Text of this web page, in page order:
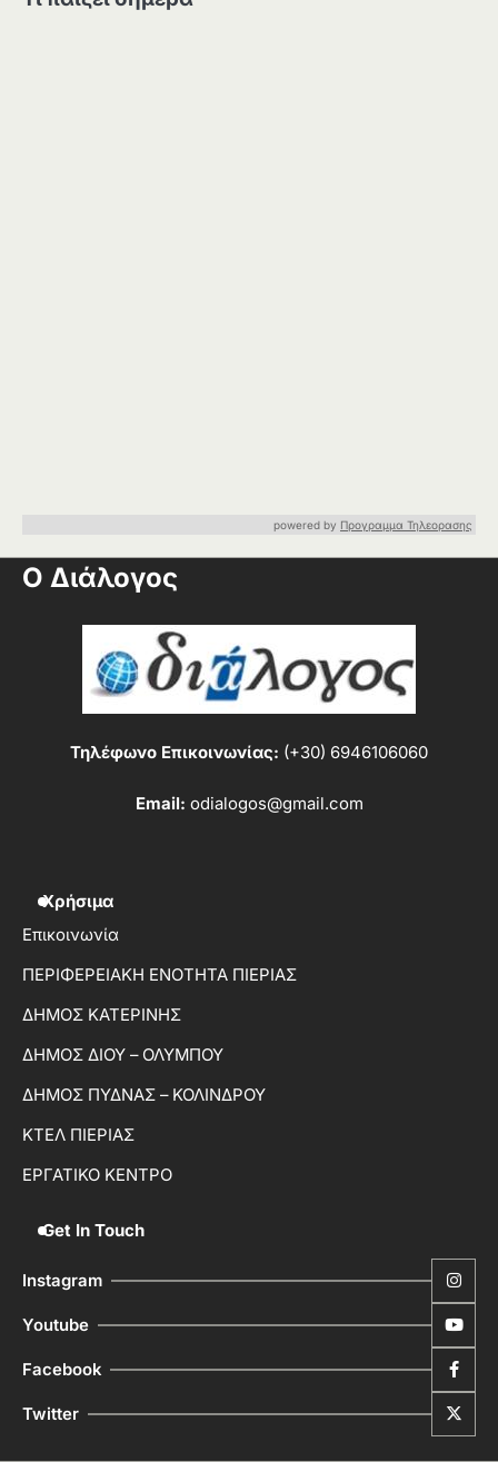
powered by Προγραμμα Τηλεορασης
Ο Διάλογος
Τηλέφωνο Επικοινωνίας: (+30) 6946106060
Email: odialogos@gmail.com
Χρήσιμα
Επικοινωνία
ΠΕΡΙΦΕΡΕΙΑΚΗ ΕΝΟΤΗΤΑ ΠΙΕΡΙΑΣ
ΔΗΜΟΣ ΚΑΤΕΡΙΝΗΣ
ΔΗΜΟΣ ΔΙΟΥ – ΟΛΥΜΠΟΥ
ΔΗΜΟΣ ΠΥΔΝΑΣ – ΚΟΛΙΝΔΡΟΥ
ΚΤΕΛ ΠΙΕΡΙΑΣ
ΕΡΓΑΤΙΚΟ ΚΕΝΤΡΟ
Get In Touch
Instagram
Youtube
Facebook
Twitter